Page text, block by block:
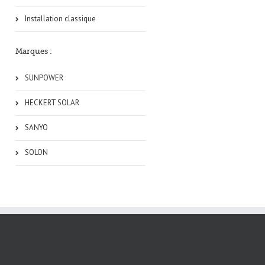
Installation classique
Marques :
SUNPOWER
HECKERT SOLAR
SANYO
SOLON